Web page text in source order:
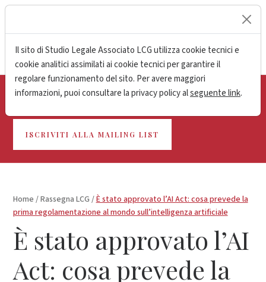
Resta aggiornato sulle ultime novità
ISCRIVITI ALLA MAILING LIST
Home /Rassegna LCG /È stato approvato l’AI Act: cosa prevede la
prima regolamentazione al mondo sull’intelligenza artificiale
È stato approvato l’AI
Act: cosa prevede la
Il sito di Studio Legale Associato LCG utilizza cookie tecnici e
cookie analitici assimilati ai cookie tecnici per garantire il
regolare funzionamento del sito. Per avere maggiori
informazioni, puoi consultare la privacy policy alseguente link.